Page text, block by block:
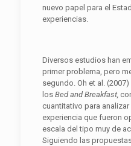
nuevo papel para el
experiencias.
Diversos estudios han
primer problema, pero
segundo. Oh et al.
los Bed andBreakfast,
cuantitativo para
experiencia que fueron
escala del tipo muy de
Siguiendo las